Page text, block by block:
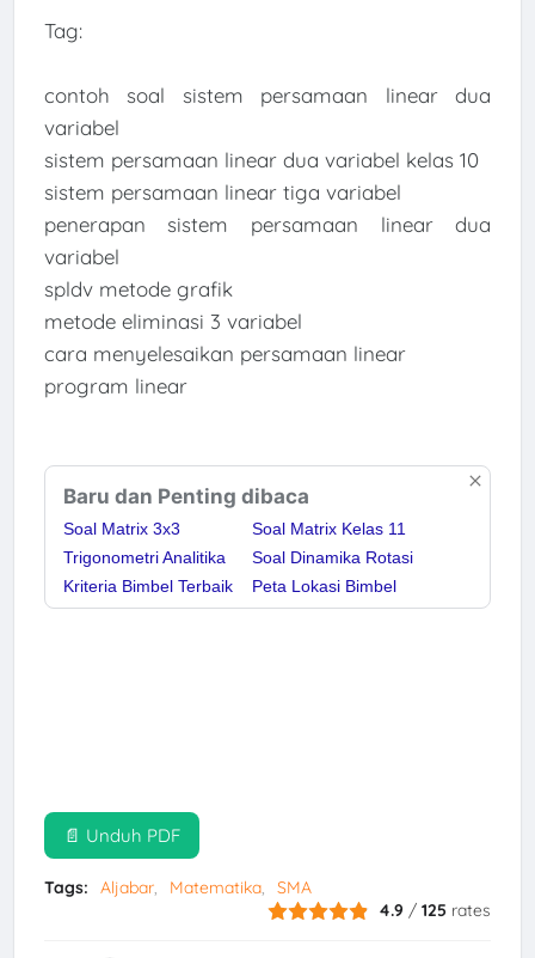
Tag:
contoh soal sistem persamaan linear dua
variabel
sistem persamaan linear dua variabel kelas 10
sistem persamaan linear tiga variabel
penerapan sistem persamaan linear dua
variabel
spldv metode grafik
metode eliminasi 3 variabel
cara menyelesaikan persamaan linear
program linear
Baru dan Penting dibaca
Soal Matrix 3x3
Trigonometri Analitika
Kriteria Bimbel Terbaik
Soal Matrix Kelas 11
Soal Dinamika Rotasi
Peta Lokasi Bimbel
📄 Unduh PDF
Tags: Aljabar Matematika
SMA
4.9 /125 rates